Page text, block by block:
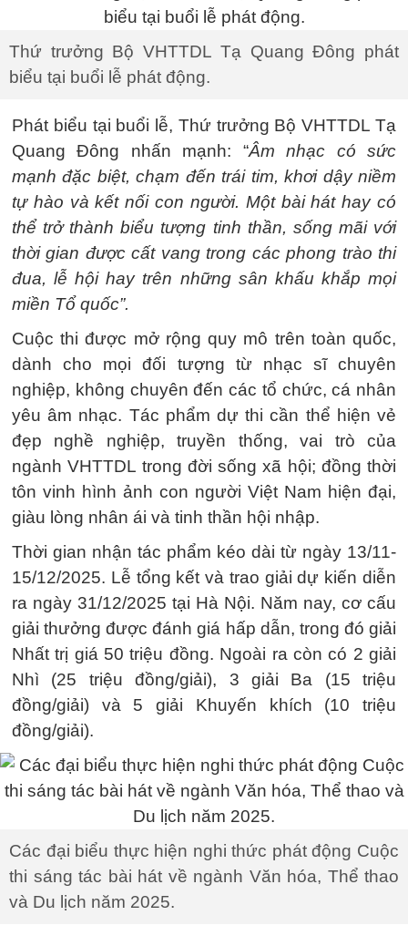
Thứ trưởng Bộ VHTTDL Tạ Quang Đông phát
biểu tại buổi lễ phát động.
Phát biểu tại buổi lễ, Thứ trưởng Bộ VHTTDL Tạ
Quang Đông nhấn mạnh: “Âm nhạc có sức
mạnh đặc biệt, chạm đến trái tim, khơi dậy niềm
tự hào và kết nối con người. Một bài hát hay có
thể trở thành biểu tượng tinh thần, sống mãi với
thời gian được cất vang trong các phong trào thi
đua, lễ hội hay trên những sân khấu khắp mọi
miền Tổ quốc”.
Cuộc thi được mở rộng quy mô trên toàn quốc,
dành cho mọi đối tượng từ nhạc sĩ chuyên
nghiệp, không chuyên đến các tổ chức, cá nhân
yêu âm nhạc. Tác phẩm dự thi cần thể hiện vẻ
đẹp nghề nghiệp, truyền thống, vai trò của
ngành VHTTDL trong đời sống xã hội; đồng thời
tôn vinh hình ảnh con người Việt Nam hiện đại,
giàu lòng nhân ái và tinh thần hội nhập.
Thời gian nhận tác phẩm kéo dài từ ngày 13/11-
15/12/2025. Lễ tổng kết và trao giải dự kiến diễn
ra ngày 31/12/2025 tại Hà Nội. Năm nay, cơ cấu
giải thưởng được đánh giá hấp dẫn, trong đó giải
Nhất trị giá 50 triệu đồng. Ngoài ra còn có 2 giải
Nhì (25 triệu đồng/giải), 3 giải Ba (15 triệu
đồng/giải) và 5 giải Khuyến khích (10 triệu
đồng/giải).
Các đại biểu thực hiện nghi thức phát động Cuộc
thi sáng tác bài hát về ngành Văn hóa, Thể thao
và Du lịch năm 2025.